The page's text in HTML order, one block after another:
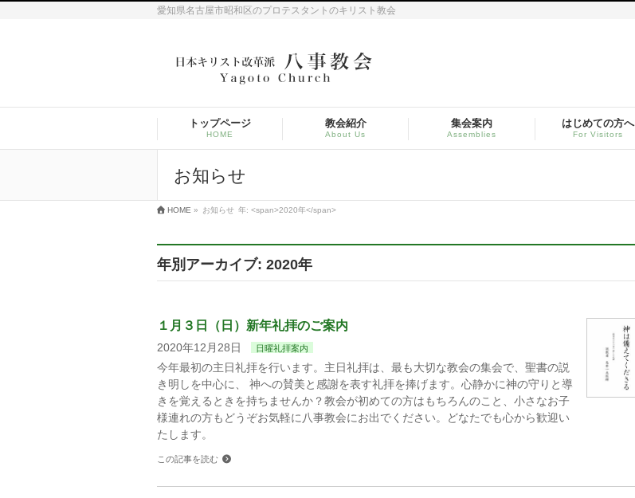
愛知県名古屋市昭和区のプロテスタントのキリスト教会
トップページ
HOME
教会紹介
About Us
集会案内
Assemblies
はじめての方へ
For Visitors
お知らせ
HOME » お知らせ 年: <span>2020年</span>
年別アーカイブ: 2020年
１月３日（日）新年礼拝のご案内
2020年12月28日 日曜礼拝案内
今年最初の主日礼拝を行います。主日礼拝は、最も大切な教会の集会で、聖書の説
き明しを中心に、 神への賛美と感謝を表す礼拝を捧げます。心静かに神の守りと導
きを覚えるときを持ちませんか？教会が初めての方はもちろんのこと、小さなお子
様連れの方もどうぞお気軽に八事教会にお出でください。どなたでも心から歓迎い
たします。
この記事を読む